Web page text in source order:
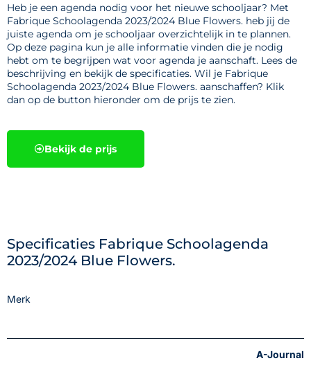
Heb je een agenda nodig voor het nieuwe schooljaar? Met
Fabrique Schoolagenda 2023/2024 Blue Flowers. heb jij de
juiste agenda om je schooljaar overzichtelijk in te plannen.
Op deze pagina kun je alle informatie vinden die je nodig
hebt om te begrijpen wat voor agenda je aanschaft. Lees de
beschrijving en bekijk de specificaties. Wil je Fabrique
Schoolagenda 2023/2024 Blue Flowers. aanschaffen? Klik
dan op de button hieronder om de prijs te zien.
Bekijk de prijs
Specificaties Fabrique Schoolagenda
2023/2024 Blue Flowers.
Merk
A-Journal